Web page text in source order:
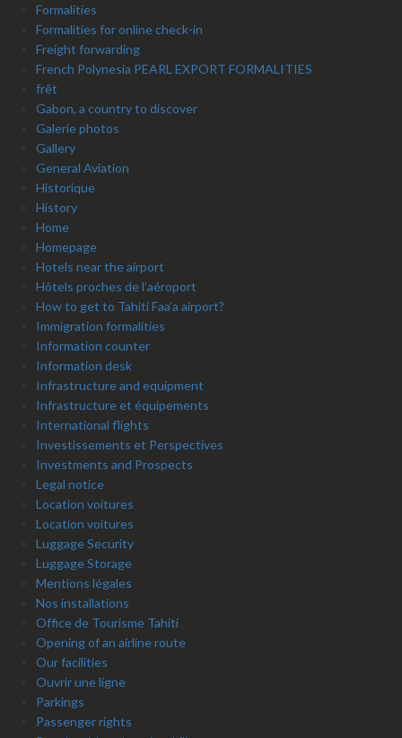
Formalities
Formalities for online check-in
Freight forwarding
French Polynesia PEARL EXPORT FORMALITIES
frêt
Gabon, a country to discover
Galerie photos
Gallery
General Aviation
Historique
History
Home
Homepage
Hotels near the airport
Hôtels proches de l’aéroport
How to get to Tahiti Faa’a airport?
Immigration formalities
Information counter
Information desk
Infrastructure and equipment
Infrastructure et équipements
International flights
Investissements et Perspectives
Investments and Prospects
Legal notice
Location voitures
Location voitures
Luggage Security
Luggage Storage
Mentions légales
Nos installations
Office de Tourisme Tahiti
Opening of an airline route
Our facilities
Ouvrir une ligne
Parkings
Passenger rights